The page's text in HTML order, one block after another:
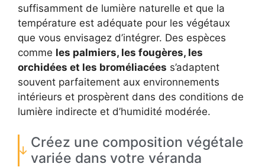
suffisamment de lumière naturelle et que la
température est adéquate pour les végétaux
que vous envisagez d’intégrer. Des espèces
comme les palmiers, les fougères, les
orchidées et les broméliacées s’adaptent
souvent parfaitement aux environnements
intérieurs et prospèrent dans des conditions de
lumière indirecte et d’humidité modérée.
Créez une composition végétale
variée dans votre véranda